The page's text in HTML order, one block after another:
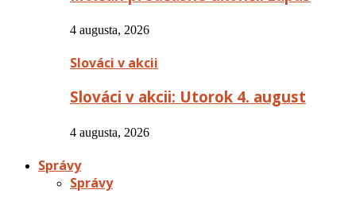
4 augusta, 2026
Slováci v akcii
Slováci v akcii: Utorok 4. august
4 augusta, 2026
Správy
Správy